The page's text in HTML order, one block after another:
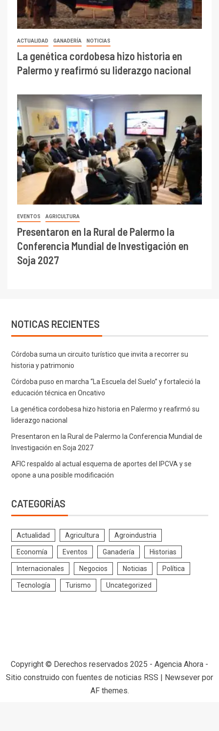
ACTUALIDAD GANADERÍA NOTICIAS
La genética cordobesa hizo historia en
Palermo y reafirmó su liderazgo nacional
EVENTOS AGRICULTURA
Presentaron en la Rural de Palermo la
Conferencia Mundial de Investigación en
Soja 2027
NOTICAS RECIENTES
Córdoba suma un circuito turístico que invita a recorrer su
historia y patrimonio
Córdoba puso en marcha “La Escuela del Suelo” y fortaleció la
educación técnica en Oncativo
La genética cordobesa hizo historia en Palermo y reafirmó su
liderazgo nacional
Presentaron en la Rural de Palermo la Conferencia Mundial de
Investigación en Soja 2027
AFIC respaldo al actual esquema de aportes del IPCVA y se
opone a una posible modificación
CATEGORÍAS
Actualidad Agricultura Agroindustria
Economía Eventos Ganadería Historias
Internacionales Negocios Noticias Política
Tecnología Turismo Uncategorized
Copyright © Derechos reservados 2025 - Agencia Ahora -
Sitio construido con fuentes de noticias RSS
Newsever por
AF themes.